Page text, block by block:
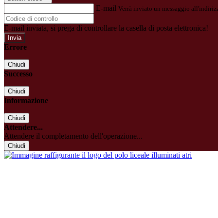
E-mail Verrà inviato un messaggio
E-mail inviata, si prega di controllare la casella di posta elettronica!
Errore
Chiudi
Successo
Chiudi
Informazione
Chiudi
Attendere...
Attendere il completamento dell'operazione...
Chiudi